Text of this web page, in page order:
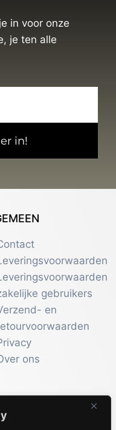
in voor onze
je ten alle
in!
gebruikers
en
ons